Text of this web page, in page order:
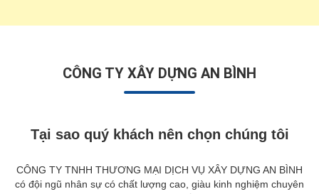
CÔNG TY XÂY DỰNG AN BÌNH
Tại sao quý khách nên chọn chúng tôi
CÔNG TY TNHH THƯƠNG MẠI DỊCH VỤ XÂY DỰNG AN BÌNH
có đội ngũ nhân sự có chất lượng cao, giàu kinh nghiệm chuyên